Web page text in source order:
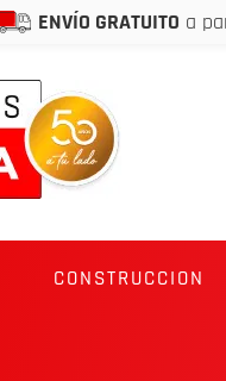
ENVÍO GRATUITO a
CONSTRUCCION